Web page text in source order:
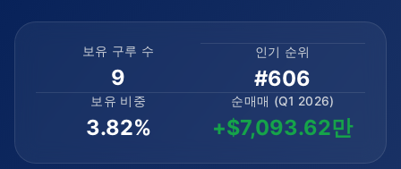
보유 구루 수
9
인기 순위
#606
보유 비중
3.82%
순매매 (Q1 2026)
+$7,093.62만